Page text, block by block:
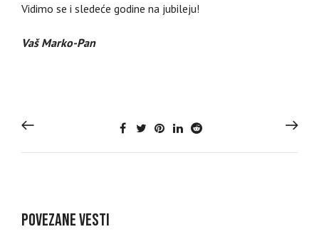
Vidimo se i sledeće godine na jubileju!
Vaš Marko-Pan
POVEZANE VESTI